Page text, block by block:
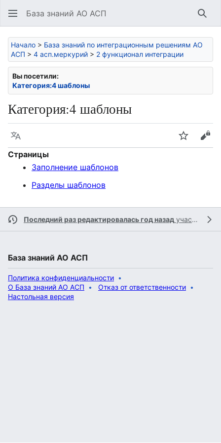
База знаний АО АСП
Начало > База знаний по интеграционным решениям АО
АСП > 4 асп.меркурий > 2 функционал интеграции
Вы посетили:
Категория:4 шаблоны
Категория:4 шаблоны
Язык Следить
Страницы
Заполнение шаблонов
Разделы шаблонов
Последний раз редактировалась год назад участником
База знаний АО АСП
Политика конфиденциальности
О База знаний АО АСП
Отказ от ответственности
Настольная версия